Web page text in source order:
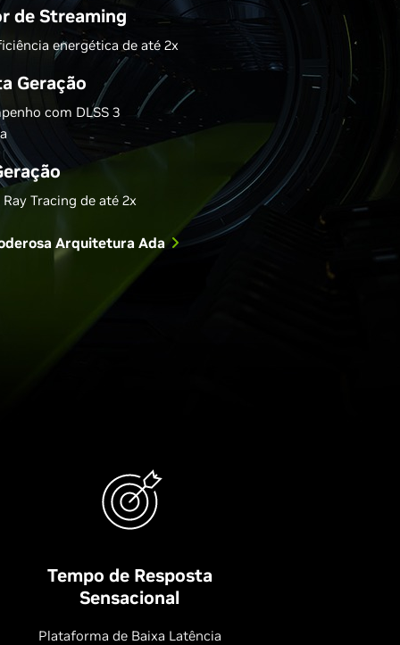
de Streaming
energética de até 2x
Geração
com DLSS 3
Tracing de até 2x
Arquitetura Ada
Tempo de Resposta
Sensacional
Plataforma de Baixa Latência